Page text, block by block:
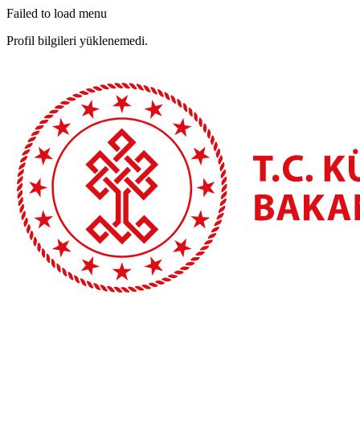
Failed to load menu
Profil bilgileri yüklenemedi.